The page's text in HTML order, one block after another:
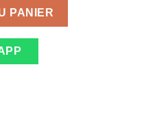
PANIER